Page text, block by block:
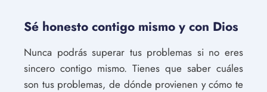
Sé honesto contigo mismo y con Dios
Nunca podrás superar tus problemas si no eres
sincero contigo mismo. Tienes que saber cuáles
son tus problemas, de dónde provienen y cómo te